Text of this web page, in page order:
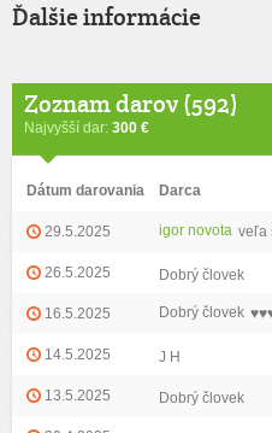
Ďalšie informácie
Zoznam darov (592)
Najvyšší dar: 300 €
Dátum darovania Darca
29.5.2025 igor novota veľa
26.5.2025 Dobrý človek
16.5.2025 Dobrý človek
14.5.2025 J H
13.5.2025 Dobrý človek